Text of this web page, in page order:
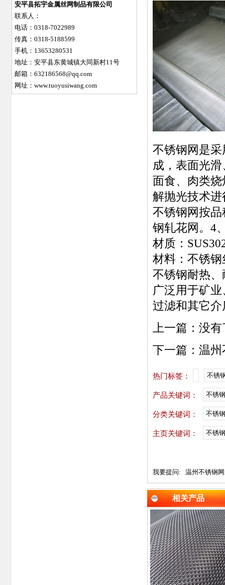
安平县拓宇金属丝网制品有限公司
联系人：
电话：0318-7022989
传真：0318-5188599
手机：13653280531
地址：安平县东黄城镇大同新村11号
邮箱：632186568@qq.com
网址：www.tuoyusiwang.com
不锈钢网 是采
成，表面光
面食、肉类
解抛光技术
不锈钢网按品
钢轧花网 。4
材质：
材料：不锈
不锈钢耐热
广泛用于矿
过滤和其它
上一篇：没有
下一篇： 温州
热门标签： 不锈
产品关键词： 不锈
分类关键词： 不锈
主页关键词： 不锈
我要提问: 温州不锈钢
相关产品